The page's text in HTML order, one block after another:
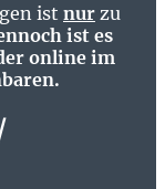
ist nur zu
ist es
online im